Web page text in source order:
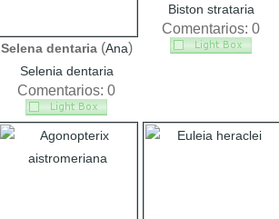
Selena dentaria(Ana)
Selenia dentaria
Comentarios: 0
Biston strataria
Comentarios: 0